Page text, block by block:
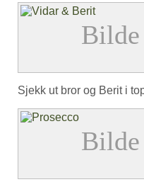
Sjekk ut bror og Berit i